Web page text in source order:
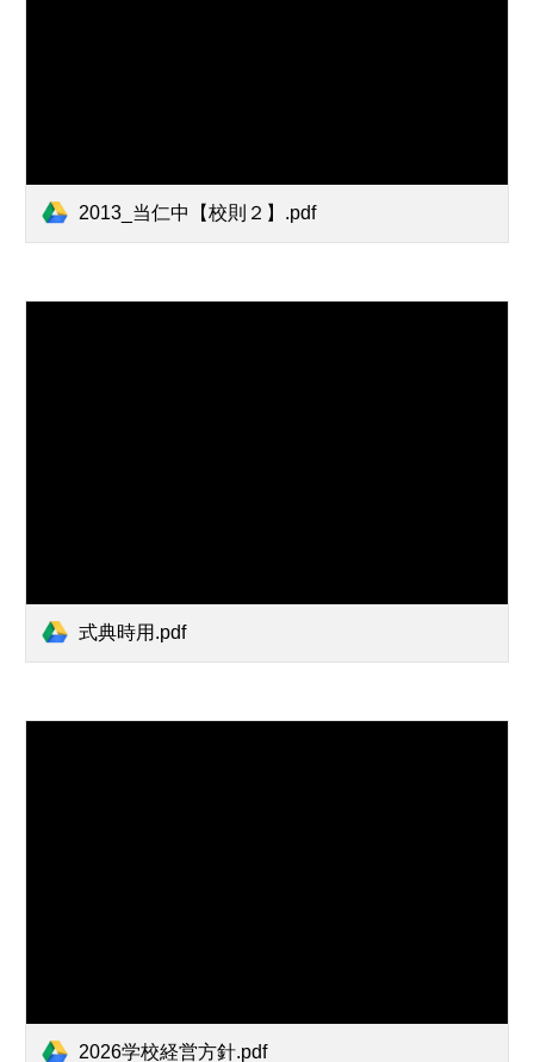
2013_当仁中【校則２】.pdf
式典時用.pdf
2026学校経営方針.pdf